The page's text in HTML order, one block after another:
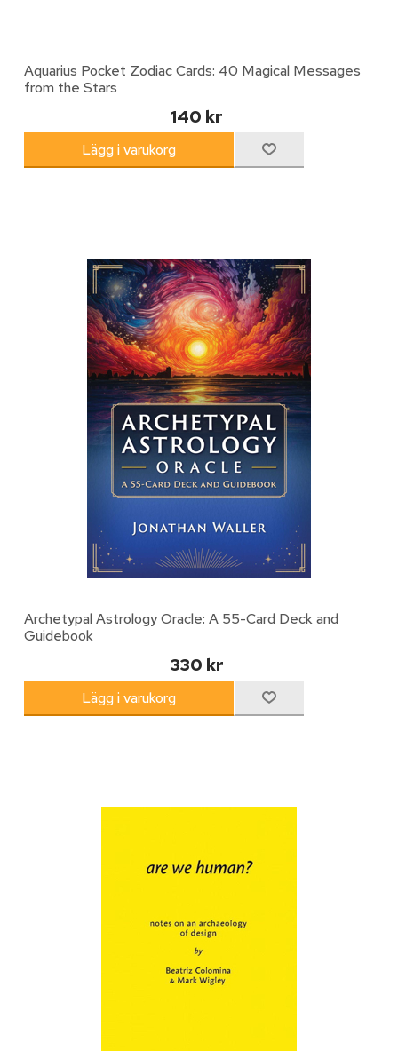
Aquarius Pocket Zodiac Cards: 40 Magical Messages
from the Stars
140 kr
Archetypal Astrology Oracle: A 55-Card Deck and
Guidebook
330 kr